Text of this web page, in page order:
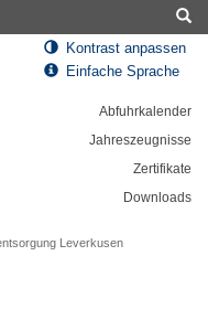
Kontrast anpassen
Einfache Sprache
Abfuhrkalender
Jahreszeugnisse
Zertifikate
Downloads
Leverkusen